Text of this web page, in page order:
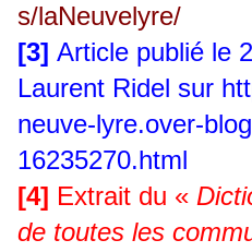
s/laNeuvelyre/
[3] Article publié le
Laurent Ridel sur
neuve-lyre.over-
16235270.html
[4] Extrait du «
de toutes les